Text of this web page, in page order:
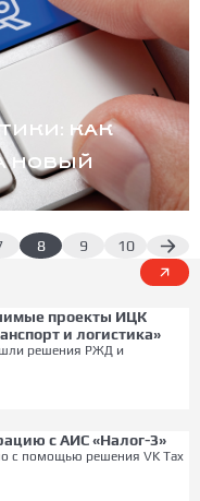
КАК
НОВЫЙ
8 9 10
проекты ИЦК
и логистика»
решения РЖД и
с АИС «Налог-3»
с помощью решения VK Tax